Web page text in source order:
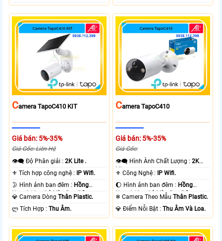
CAmera TapoC410 KIT
Giá bán: 5%-35%
Giá Gốc: Liên Hệ
👁️‍🗨 Độ Phân giải :2K Lite .
⚜️ Tích hợp công nghệ : IP Wifi.
🌛 Hình ảnh ban đêm : Hồng
Ngoại 10m Có Màu Ban Ðêm.
💎 Camera DòngThân Plastic.
️ლ Tích Hợp :Thu Âm.
CAmera TapoC410
Giá bán: 5%-35%
Giá Gốc:
👁️‍🗨 Hình Ành Chất Lượng :2K
Lite .
⚜️ Công Nghệ : IP Wifi.
🌔 Hình ảnh ban đêm : Hồng
Ngoại 10m Có Màu Ban Ðêm.
❄ Camera Theo MẫuThân Plastic.
️💎 Điểm Nỗi Bật :Thu Âm Và Loa.